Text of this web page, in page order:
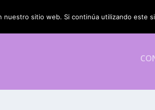
sitio web. Si continúa utilizando este